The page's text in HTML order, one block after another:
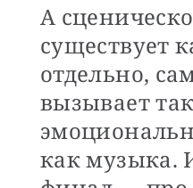
А
существует
отдельно,
вызывает
как музыка.